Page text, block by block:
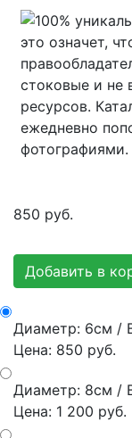
это означет,
стоковые и не
ресурсов.
ежедневно
фотографиями.
850 руб.
Добавить в
Диаметр: 6см /
Цена: 850 руб.
Диаметр: 8см /
Цена: 1 200 руб.